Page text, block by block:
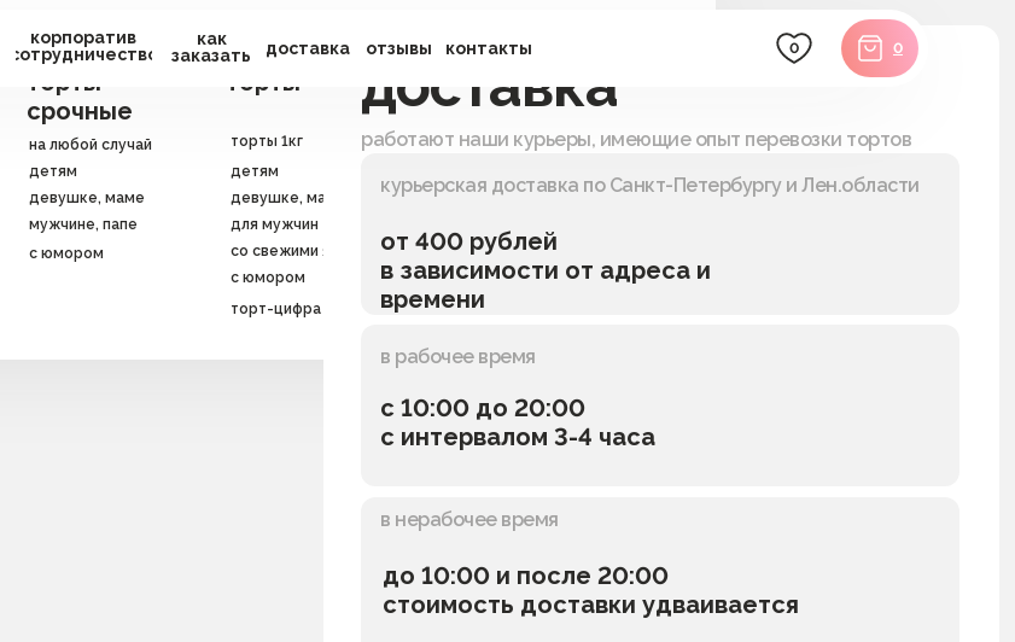
корпоратив
сотрудничество
как
заказать
доставка отзывы контакты 0
0
экспресс-
торты
срочные
заказные
торты
детям
девушке, маме
на любой случай
детям
для мужчин
девушке, маме
с юмором
торт-цифра
кенди-бар
мужчине, папе
трайфлы
с юмором
торты 1кг
со свежими ягодами
свадьба
корпоратив
юбилей
свадебные
торты
курьерская доставка по Санкт-Петербургу и Лен.области
от 400 рублей
в зависимости от адреса и
времени
работают наши курьеры, имеющие опыт перевозки тортов
в рабочее время
с 10:00 до 20:00
с интервалом 3-4 часа
в нерабочее время
до 10:00 и после 20:00
стоимость доставки удваивается
доставка